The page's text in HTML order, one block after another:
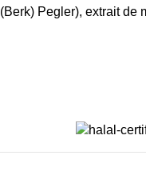
(Berk) Pegler), extrait de